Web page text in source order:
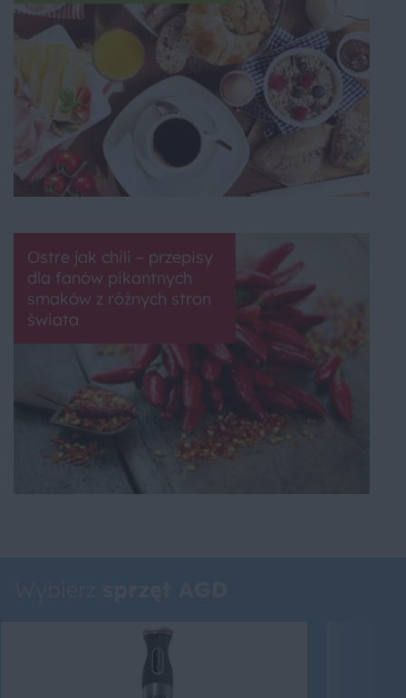
Ostre jak chili – przepisy
dla fanów pikantnych
smaków z różnych stron
świata